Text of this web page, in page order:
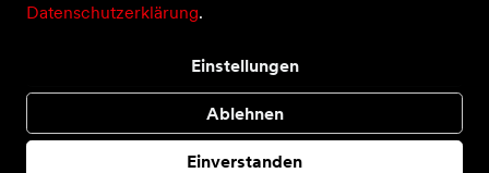
Datenschutzerklärung.
Einstellungen
Ablehnen
Einverstanden
Die sehr anspruchsvolle und absolut reizvolle
Dünnbachs. Mal weiter unten, mal ganz oben auf
der Höhe schlängelt sich der Weg vorbei an
wundervollen Aussichtspunkten und Ruheplätzen.